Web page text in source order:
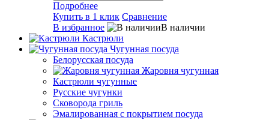
Подробнее
Купить в 1 клик Сравнение
В избранное
В наличии
Кастрюли
Чугунная посуда
Белорусская посуда
Жаровня чугунная
Кастрюли чугунные
Русские чугунки
Сковорода гриль
Эмалированная с покрытием посуда